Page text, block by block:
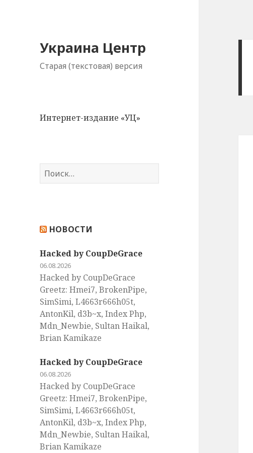
Украина Центр
Старая (текстовая) версия
Интернет-издание «УЦ»
Н
а
:
НОВОСТИ
Hacked by CoupDeGrace
06.08.2026
Hacked by CoupDeGrace
Greetz: Hmei7, BrokenPipe,
SimSimi, L4663r666h05t,
AntonKil, d3b~x, Index Php,
Mdn_Newbie, Sultan Haikal,
Brian Kamikaze
Hacked by CoupDeGrace
06.08.2026
Hacked by CoupDeGrace
Greetz: Hmei7, BrokenPipe,
SimSimi, L4663r666h05t,
AntonKil, d3b~x, Index Php,
Mdn_Newbie, Sultan Haikal,
Brian Kamikaze